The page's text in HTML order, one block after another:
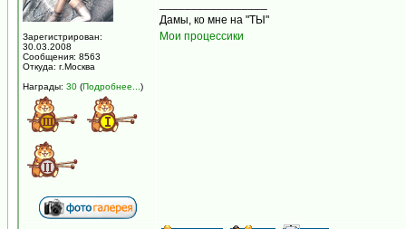
Зарегистрирован:
30.03.2008
Сообщения: 8563
Откуда: г.Москва
Награды: 30 (Подробнее... )
Дамы, ко мне на "ТЫ"
Мои процессики